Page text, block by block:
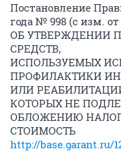
Постановление
года № 998 (с изм. от
ОБ УТВЕРЖДЕНИИ
СРЕДСТВ,
ИСПОЛЬЗУЕМЫХ
ПРОФИЛАКТИКИ
ИЛИ
КОТОРЫХ НЕ
ОБЛОЖЕНИЮ
СТОИМОСТЬ
http://base.garant.ru/